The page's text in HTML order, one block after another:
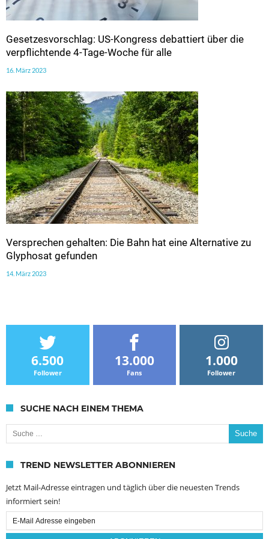
Gesetzesvorschlag: US-Kongress debattiert über die
verpflichtende 4-Tage-Woche für alle
16. März 2023
Versprechen gehalten: Die Bahn hat eine Alternative zu
Glyphosat gefunden
14. März 2023
6.500
Follower
13.000
Fans
1.000
Follower
SUCHE NACH EINEM THEMA
Suche nach:
TREND NEWSLETTER ABONNIEREN
Jetzt Mail-Adresse eintragen und täglich über die neuesten Trends
informiert sein!
Email
Subscription